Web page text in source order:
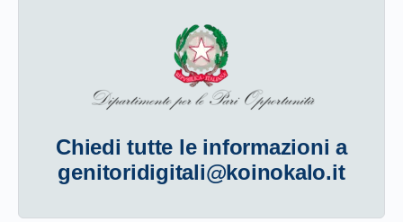
Chiedi tutte le informazioni a
genitoridigitali@koinokalo.it